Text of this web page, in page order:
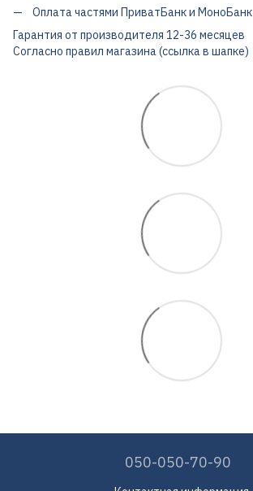
Оплата частями ПриватБанк и МоноБанк
Гарантия от производителя 12-36 месяцев
Согласно правил магазина (ссылка в шапке)
050-050-70-90